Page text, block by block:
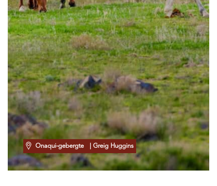
Onaqui-gebergte | Greig Huggins